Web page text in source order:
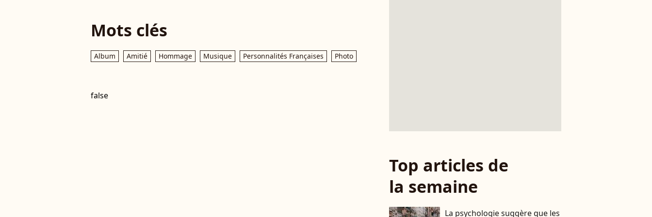
Mots clés
Album Amitié Hommage Musique Personnalités Françaises Photo
false
Top articles de
la semaine
La psychologie suggère que les